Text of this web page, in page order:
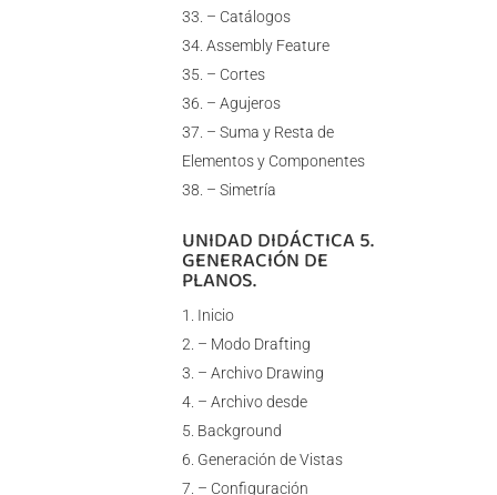
– Catálogos
Assembly Feature
– Cortes
– Agujeros
– Suma y Resta de
Elementos y Componentes
– Simetría
UNIDAD DIDÁCTICA 5.
GENERACIÓN DE
PLANOS.
Inicio
– Modo Drafting
– Archivo Drawing
– Archivo desde
Background
Generación de Vistas
– Configuración